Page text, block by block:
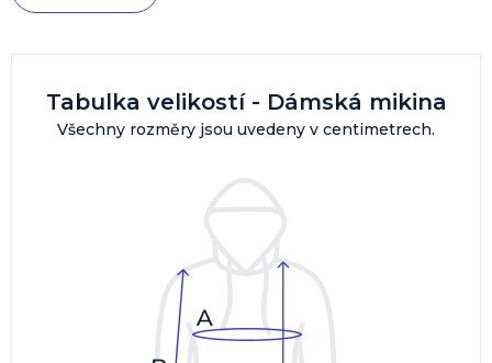
Tabulka velikostí - Dámská mikina
Všechny rozměry jsou uvedeny v centimetrech.